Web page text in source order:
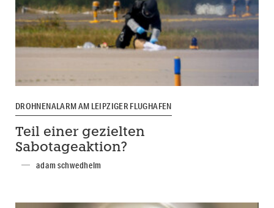
DROHNENALARM AM LEIPZIGER FLUGHAFEN
Teil einer gezielten
Sabotageaktion?
adam schwedhelm